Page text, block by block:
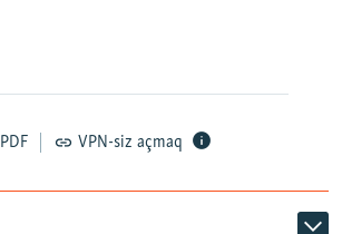
PDF VPN-siz açmaq